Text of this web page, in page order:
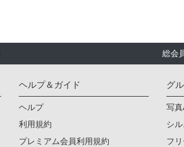
総会
ヘルプ＆ガイド
ヘルプ
利用規約
プレミアム会員利用規約
グ
写
シ
フ